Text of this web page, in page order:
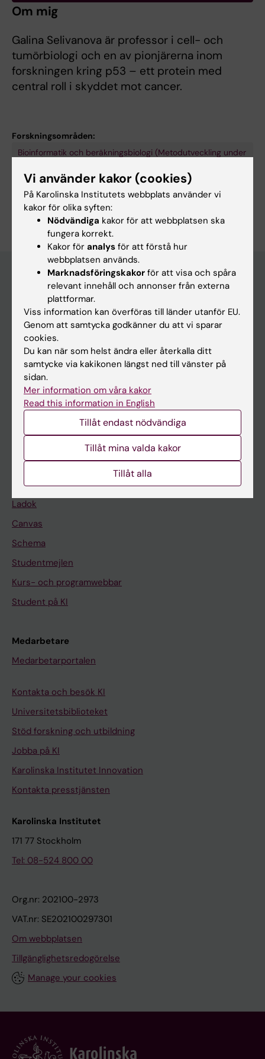
Om mig
Galina Selivanova är professor i cell- och
tumörbiologi och en av pionjärerna inom
forskningen kring p53 – ett protein med
central roll i skyddet mot cancer.
Forskningsområden:
Bioinformatik och beräkningsbiologi (Metodutveckling under
10203)
Cancer och onkologi
Cell- och molekylärbiologi
Är du Galina Selivanova?
Redigera din profil
Huvudmeny
Utbildning
Forskarutbildning
Forskning
Om KI
På gång
Nyheter
Student
Ladok
Canvas
Schema
Studentmejlen
Kurs- och programwebbar
Student på KI
Medarbetare
Medarbetarportalen
Kontakta och besök KI
Universitetsbiblioteket
Stöd forskning och utbildning
Jobba på KI
Karolinska Institutet Innovation
Kontakta presstjänsten
Karolinska Institutet
171 77 Stockholm
Tel: 08-524 800 00
Org.nr: 202100-2973
VAT.nr: SE202100297301
Om webbplatsen
Tillgänglighetsredogörelse
Manage your cookies
Vi använder kakor (cookies)
På Karolinska Institutets webbplats använder vi
kakor för olika syften:
Nödvändiga kakor för att webbplatsen ska
fungera korrekt.
Kakor för analys för att förstå hur
webbplatsen används.
Marknadsföringskakor för att visa och spåra
relevant innehåll och annonser från externa
plattformar.
Viss information kan överföras till länder utanför EU.
Genom att samtycka godkänner du att vi sparar
cookies.
Du kan när som helst ändra eller återkalla ditt
samtycke via kakikonen längst ned till vänster på
sidan.
Mer information om våra kakor
Read this information in English
Tillåt endast nödvändiga
Tillåt mina valda kakor
Tillåt alla